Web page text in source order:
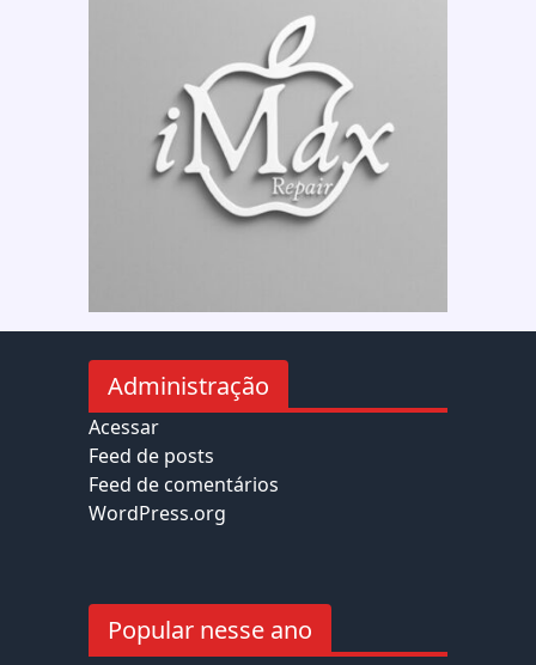
Administração
Acessar
Feed de posts
Feed de comentários
WordPress.org
Popular nesse ano